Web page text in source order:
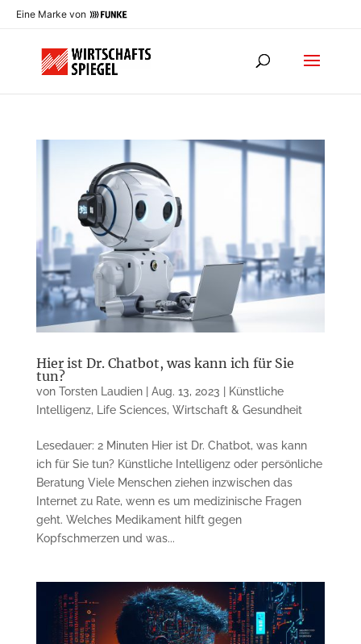
Eine Marke von
Hier ist Dr. Chatbot, was kann ich für Sie
tun?
von Torsten Laudien| Aug. 13, 2023
Künstliche
Intelligenz, Life Sciences, Wirtschaft & Gesundheit
Lesedauer: 2 Minuten Hier ist Dr. Chatbot, was kann
ich für Sie tun? Künstliche Intelligenz oder persönliche
Beratung Viele Menschen ziehen inzwischen das
Internet zu Rate, wenn es um medizinische Fragen
geht. Welches Medikament hilft gegen
Kopfschmerzen und was...